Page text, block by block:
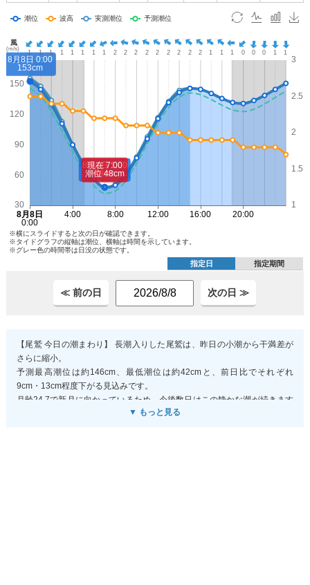
※横にスライドすると次の日が確認できます。
※タイドグラフの縦軸は潮位、横軸は時間を示しています。
※グレー色の時間帯は日没の状態です。
指定日 指定期間
≪ 前の日 次の日 ≫
【尾鷲 今日の潮まわり】 長潮入りした尾鷲は、昨日の小潮から干満差が
さらに縮小。
予測最高潮位は約146cm、最低潮位は約42cmと、前日比でそれぞれ
9cm・13cm程度下がる見込みです。
月齢24.7で新月に向かっているため、今後数日はこの静かな潮が続きます
が、気圧も安定（1008hPa付近）で風も穏やかなので、天文潮位との乖離
▼ もっと見る